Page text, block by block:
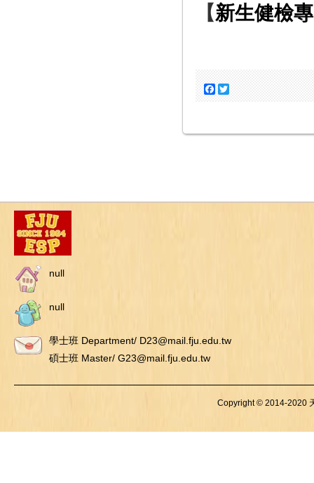
【新生健檢
Facebook
null
null
學士班 Department/ D23@mail.fju.edu.tw
碩士班 Master/ G23@mail.fju.edu.tw
Copyright © 2014-2020